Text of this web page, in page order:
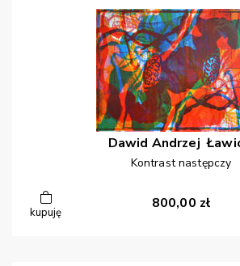
Dawid Andrzej
Kontrast następczy
kupuję
800,00 zł